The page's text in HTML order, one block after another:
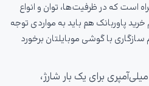
است که در ظرفیت‌ها، توان و انواع
پاوربانک هم باید به مواردی توجه
با گوشی موبایلتان برخورد
ظرفیت: پاوربانک‌های ۵۰۰۰ میلی‌آمپری برای یک بار شارژ،